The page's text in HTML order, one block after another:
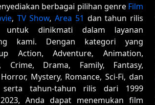
berbagai pilihan genre Film
, TV Show, Area 51 dan tahun rilis
untuk dinikmati dalam layanan
kami. Dengan kategori yang
Action, Adventure, Animation,
Crime, Drama, Family, Fantasy,
Mystery, Romance, Sci-Fi, dan
serta tahun-tahun rilis dari 1999
Anda dapat menemukan film